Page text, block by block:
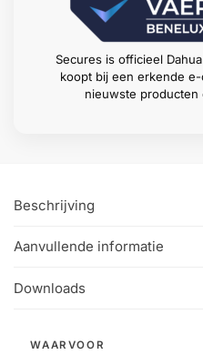
Secures is officieel
koopt bij een erkende
nieuwste producten
Beschrijving
Aanvullende informatie
Downloads
WAARVOOR